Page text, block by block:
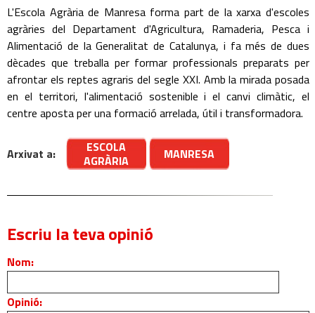
L'Escola Agrària de Manresa forma part de la xarxa d'escoles
agràries del Departament d'Agricultura, Ramaderia, Pesca i
Alimentació de la Generalitat de Catalunya, i fa més de dues
dècades que treballa per formar professionals preparats per
afrontar els reptes agraris del segle XXI. Amb la mirada posada
en el territori, l'alimentació sostenible i el canvi climàtic, el
centre aposta per una formació arrelada, útil i transformadora.
Arxivat a:
ESCOLA
AGRÀRIA
MANRESA
Escriu la teva opinió
Nom:
Opinió: